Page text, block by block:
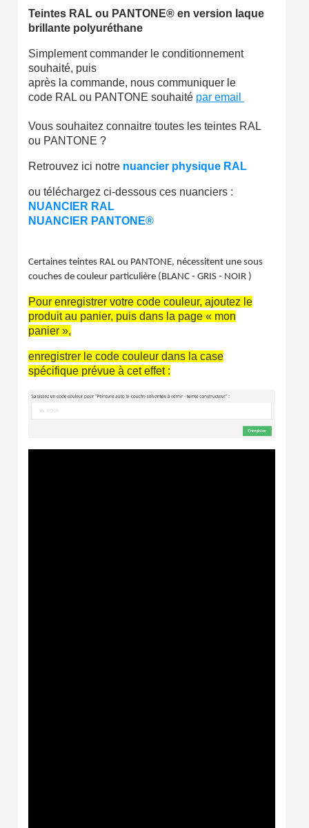
10€ de bon d'achat pour chaque parrainage
Livraison sous 24 h en France Métropolitaine
Livraison offerte en France métropolitaine pour 250€ d'achats
Votre devis en ligne en moins d'1 minute
Partagez vos créations et obtenez des bons d'achat
Gagnez des points de fidélité à chaque commande
Livraison sous 24 h en France Métropolitaine
Réduction de 5€ sur la première commande
Inscription à la newsletter : 5€ de réduction
Teintes RAL ou PANTONE® en version laque
brillante polyuréthane
Simplement commander le conditionnement
souhaité, puis
après la commande, nous communiquer le
code RAL ou PANTONE souhaité par email
Vous souhaitez connaitre toutes les teintes RAL
ou PANTONE ?
Retrouvez ici notre nuancier physique RAL
ou téléchargez ci-dessous ces nuanciers :
NUANCIER RAL
NUANCIER PANTONE®
Certaines teintes RAL ou PANTONE, nécessitent une sous
couches de couleur particulière (BLANC - GRIS - NOIR )
Pour enregistrer votre code couleur, ajoutez le
produit au panier, puis dans la page « mon
panier »,
enregistrer le code couleur dans la case
spécifique prévue à cet effet :